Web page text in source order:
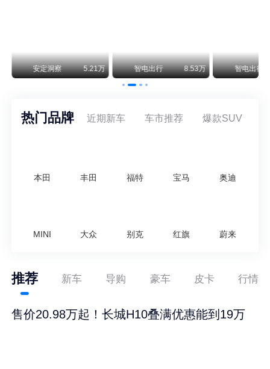
智电出行 8.18万 智电出行 7.87万 安定洞察
热门品牌 近期新车 车市推荐 爆款SUV
本田 丰田 福特 宝马 奥迪
MINI 大众 别克 红旗 蔚来
推荐 新车 导购 豪车 皮卡 行情
售价20.98万起！长城H10叠满优惠能到19万